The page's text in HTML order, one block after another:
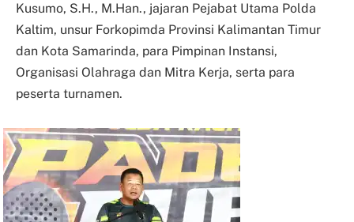
Kusumo, S.H., M.Han., jajaran Pejabat Utama Polda
Kaltim, unsur Forkopimda Provinsi Kalimantan Timur
dan Kota Samarinda, para Pimpinan Instansi,
Organisasi Olahraga dan Mitra Kerja, serta para
peserta turnamen.